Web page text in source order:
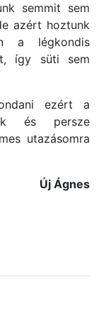
semmit sem
azért hoztunk
a légkondis
így süti sem
ezért a
és persze
utazásomra
Új Ágnes